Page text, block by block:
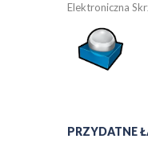
Elektroniczna
PRZYDATNE